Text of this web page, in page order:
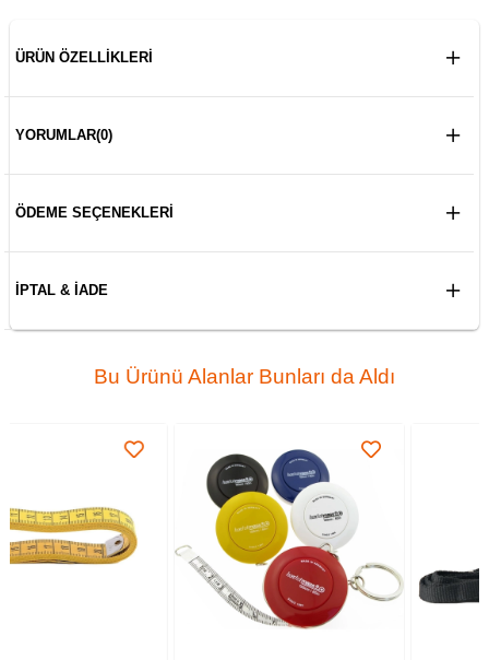
ÜRÜN ÖZELLIKLERI
YORUMLAR(0)
ÖDEME SEÇENEKLERI
İPTAL & İADE
Bu Ürünü Alanlar Bunları da Aldı